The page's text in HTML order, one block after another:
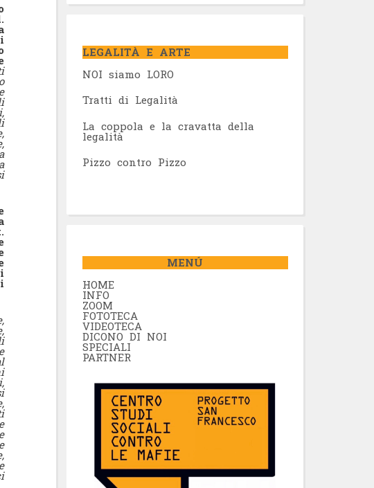
LEGALITÀ E ARTE
NOI siamo LORO
Tratti di Legalità
La coppola e la cravatta della
legalità
Pizzo contro Pizzo
MENÚ
HOME
INFO
ZOOM
FOTOTECA
VIDEOTECA
DICONO DI NOI
SPECIALI
PARTNER